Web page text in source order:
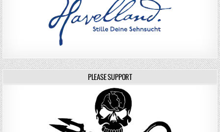
PLEASE SUPPORT